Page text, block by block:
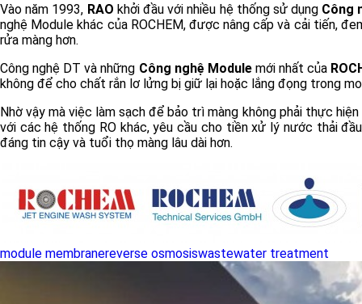
Vào năm 1993, RAO khởi đầu với nhiều hệ thống sử dụng Công
nghệ Module khác của ROCHEM, được nâng cấp và cải tiến,
rửa màng hơn.
Công nghệ DT và những Công nghệ Modulemới nhất của
không để cho chất rắn lơ lửng bị giữ lại hoặc lắng đọng trong
Nhờ vậy mà việc làm sạch để bảo trì màng không phải thực
với các hệ thống RO khác, yêu cầu cho tiền xử lý nước thải
đáng tin cậy và tuổi thọ màng lâu dài hơn.
module membranereverse osmosiswastewater treatment